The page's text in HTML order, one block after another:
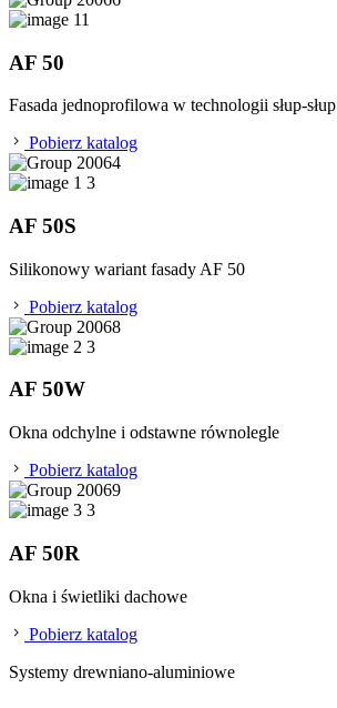
AF 50
Fasada jednoprofilowa w technologii słup-słup
Pobierz katalog
AF 50S
Silikonowy wariant fasady AF 50
Pobierz katalog
AF 50W
Okna odchylne i odstawne równolegle
Pobierz katalog
AF 50R
Okna i świetliki dachowe
Pobierz katalog
Systemy drewniano-aluminiowe